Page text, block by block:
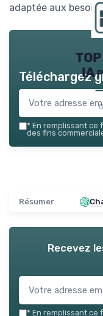
adaptée aux besoins
IA
Téléchargez
* En remplissant ce
des fins
Résumer
Recevez
* En remplissant ce